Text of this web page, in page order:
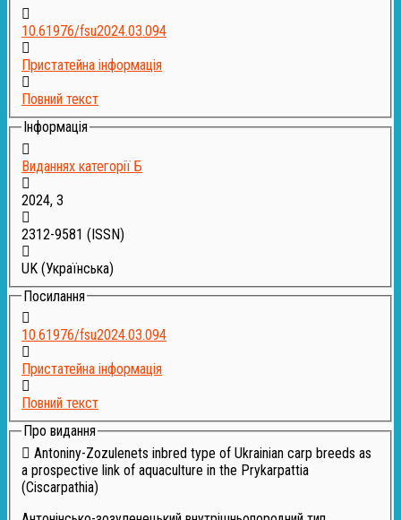
10.61976/fsu2024.03.094
Пристатейна інформація
Повний текст
Інформація
Виданнях категорії Б
2024, 3
2312-9581 (ISSN)
UK (Українська)
Посилання
10.61976/fsu2024.03.094
Пристатейна інформація
Повний текст
Про видання
Antoniny-Zozulenets inbred type of Ukrainian carp breeds as
a prospective link of aquaculture in the Prykarpattia
(Ciscarpathia)